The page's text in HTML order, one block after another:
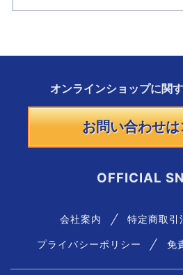
オンラインショップに関
お問い合わせ
OFFICIAL
会社案内 特定商取引
プライバシーポリシー 免